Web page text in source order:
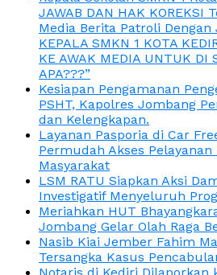
JAWAB DAN HAK KOREKSI
Media Berita Patroli Dengan
KEPALA SMKN 1 KOTA
KE AWAK MEDIA UNTUK DI
APA???”
Kesiapan Pengamanan
PSHT, Kapolres Jombang
dan Kelengkapan.
Layanan Pasporia di Car
Permudah Akses
Masyarakat
LSM RATU Siapkan Aksi
Investigatif Menyeluruh
Meriahkan HUT
Jombang Gelar Olah Raga
Nasib Kiai Jember Fahim
Tersangka Kasus